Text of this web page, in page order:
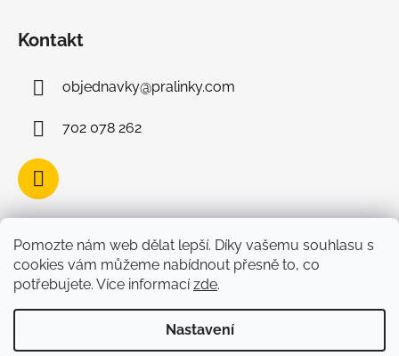
Pomozte nám web dělat lepší. Díky vašemu souhlasu s
cookies vám můžeme nabídnout přesně to, co
potřebujete. Více informacízde.
Nastavení
Kontakt
objednavky@pralinky.com
702 078 262
Facebook
Vytvořil Shoptet